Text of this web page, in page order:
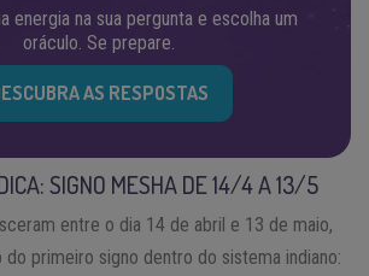
energia na sua pergunta e escolha um
oráculo. Se prepare.
AS RESPOSTAS
SIGNO MESHA DE 14/4 A 13/5
entre o dia 14 de abril e 13 de maio,
primeiro signo dentro do sistema indiano: